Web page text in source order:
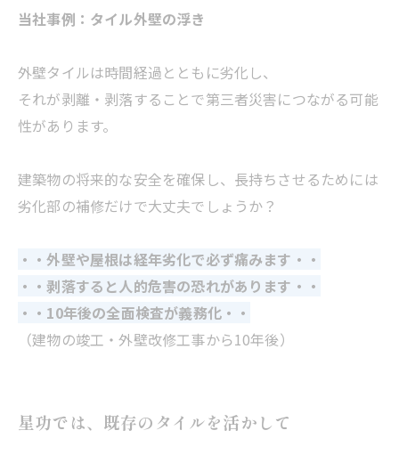
当社事例：タイル外壁の浮き
外壁タイルは時間経過とともに劣化し、
それが剥離・剥落することで第三者災害につながる可能
性があります。
建築物の将来的な安全を確保し、長持ちさせるためには
劣化部の補修だけで大丈夫でしょうか？
・・外壁や屋根は経年劣化で必ず痛みます・・
・・剥落すると人的危害の恐れがあります・・
・・10年後の全面検査が義務化・・
（建物の竣工・外壁改修工事から10年後）
星功では、既存のタイルを活かして